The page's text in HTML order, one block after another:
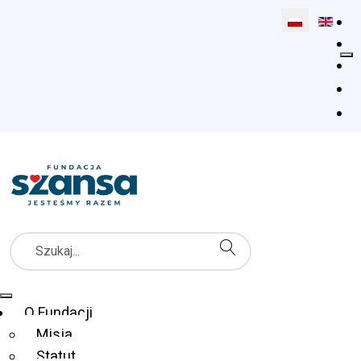
Wybierz
Szukaj
Menu Główne
O Fundacji
Misja
Statut